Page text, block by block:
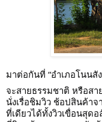
มาต่อกันที่ “อำเภอโนนสั
จะสายธรรมชาติ หรือส
นั่งเรื่อชิมวิว ช้อปสินค้า
ที่เดียวได้ทั้งวิวเขื่อนสุด